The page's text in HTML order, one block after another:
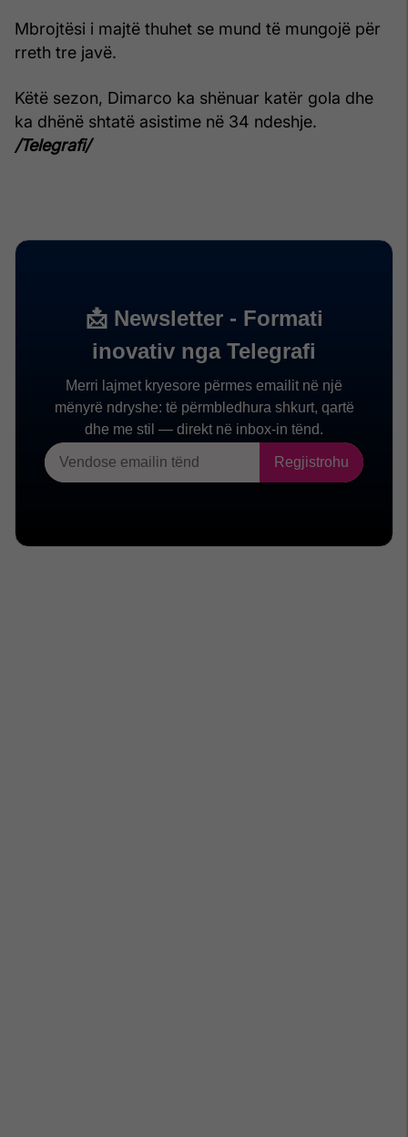
Mbrojtësi i majtë thuhet se mund të mungojë për
rreth tre javë.
Këtë sezon, Dimarco ka shënuar katër gola dhe
ka dhënë shtatë asistime në 34 ndeshje.
/Telegrafi/